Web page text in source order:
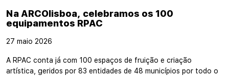
Na ARCOlisboa, celebramos os 100
equipamentos RPAC
27 maio 2026
A RPAC conta já com 100 espaços de fruição e criação
artística, geridos por 83 entidades de 48 municípios por todo o